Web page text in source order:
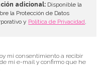
adicional: Disponible la
la Protección de Datos
y Política de Privacidad.
mi consentimiento a recibir
mi e-mail y confirmo que he